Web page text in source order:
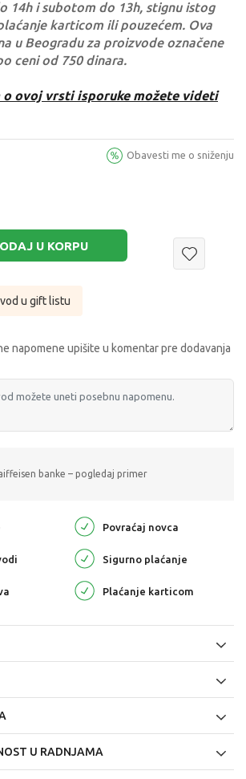
14h i subotom do 13h, stignu istog
karticom ili pouzećem. Ova
u Beogradu za proizvode označene
ceni od 750 dinara.
o ovoj vrsti isporuke možete videti
Obavesti me o sniženju
U KORPU
u gift listu
napomene upišite u komentar pre dodavanja
banke – pogledaj primer
Povraćaj novca
Sigurno plaćanje
Plaćanje karticom
U RADNJAMA